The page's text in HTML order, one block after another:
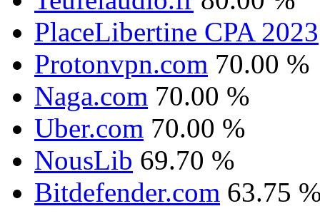
PlaceLibertine CPA 2023
Protonvpn.com 70.00 %
Naga.com 70.00 %
Uber.com 70.00 %
NousLib 69.70 %
Bitdefender.com 63.75